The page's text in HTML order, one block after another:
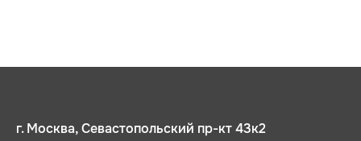
г. Москва, Севастопольский пр-кт 43к2